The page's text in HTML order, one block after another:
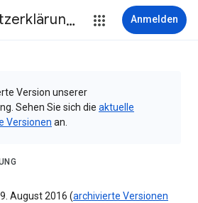
Datenschutzerklärung & Nutzungsbedingungen Anmelden
Version unserer
Sehen Sie sich die aktuelle
Versionen an.
August 2016 (archivierte Versionen